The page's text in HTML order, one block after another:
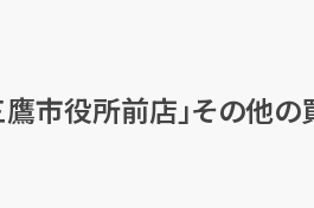
鷹市役所前店」その他